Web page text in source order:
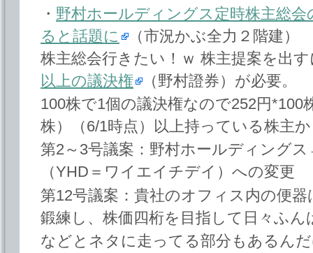
・ 野村ホールディングス定時株主総
ると話題に
（市況かぶ全力２階建）
株主総会行きたい！ｗ 株主提案を出
以上の議決権
（野村證券）が必要。
100株で1個の議決権なので252円*100
株）（6/1時点）以上持っている株主
第2～3号議案：野村ホールディング
（YHD＝ワイエイチデイ）への変更
第12号議案：貴社のオフィス内の便
鍛練し、株価四桁を目指して日々ふん
などとネタに走ってる部分もあるん